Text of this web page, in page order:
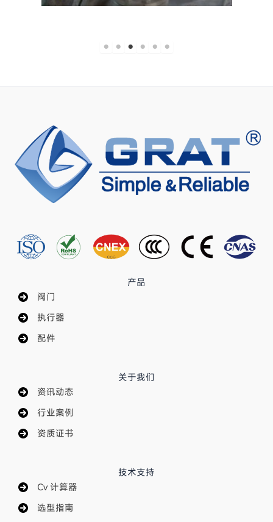
产品
阀门
执行器
配件
关于我们
资讯动态
行业案例
资质证书
技术支持
Cv 计算器
选型指南